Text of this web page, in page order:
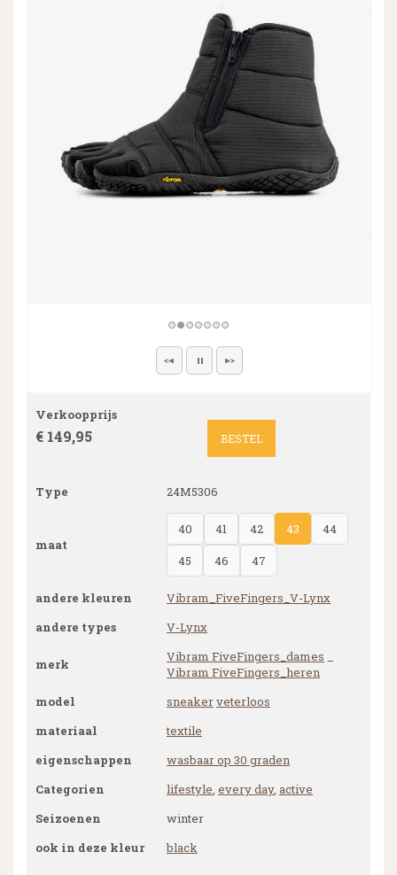
Verkoopprijs
€ 149,95 BESTEL
Type 24M5306
maat
40 41 42 43
44
45
46 47
andere kleuren
Vibram_FiveFingers_V-Lynx
andere types
V-Lynx
merk Vibram FiveFingers_dames
Vibram FiveFingers_heren
model
sneakerveterloos
materiaal
textile
eigenschappen
wasbaar op 30 graden
Categorien
lifestyle, every day, active
Seizoenen
winter
ook in deze kleur
black